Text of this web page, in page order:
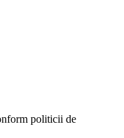
politicii de